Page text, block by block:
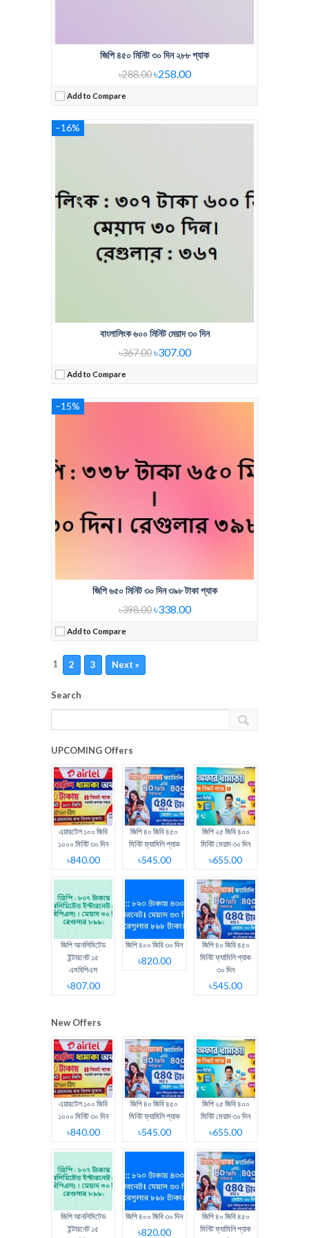
জিপি ৪৫০ মিনিট ৩০ দিন ২৮৮ প্যাক
৳288.00৳258.00
Add to Compare
–16%
বাংলালিংক ৬০০ মিনিট মেয়াদ ৩০ দিন
৳367.00৳307.00
Add to Compare
–15%
জিপি ৬৫০ মিনিট ৩০ দিন ৩৯৮ টাকা প্যাক
৳398.00৳338.00
Add to Compare
Validity:30 days
View Details →
1 2 3 Next »
Search
UPCOMING Offers
এয়ারটেল ১০০ জিবি
১০০০ মিনিট ৩০ দিন
৳840.00
জিপি ৪০ জিবি ৪৫০
মিনিট ফ্যামিলি প্যাক
৳545.00
জিপি ২৫ জিবি ৪০০
মিনিট মেয়াদ ৩০ দিন
৳655.00
জিপি আনলিমিটেড
ইন্টারনেট ১৫
এমবিপিএস
৳807.00
জিপি ৪০০ জিবি ৩০ দিন
৳820.00
জিপি ৪০ জিবি ৪৫০
মিনিট ফ্যামিলি প্যাক
৩০ দিন
৳545.00
New Offers
এয়ারটেল ১০০ জিবি
১০০০ মিনিট ৩০ দিন
৳840.00
জিপি ৪০ জিবি ৪৫০
মিনিট ফ্যামিলি প্যাক
৳545.00
জিপি ২৫ জিবি ৪০০
মিনিট মেয়াদ ৩০ দিন
৳655.00
জিপি আনলিমিটেড
ইন্টারনেট ১৫
জিপি ৪০০ জিবি ৩০ দিন
৳820.00
জিপি ৪০ জিবি ৪৫০
মিনিট ফ্যামিলি প্যাক